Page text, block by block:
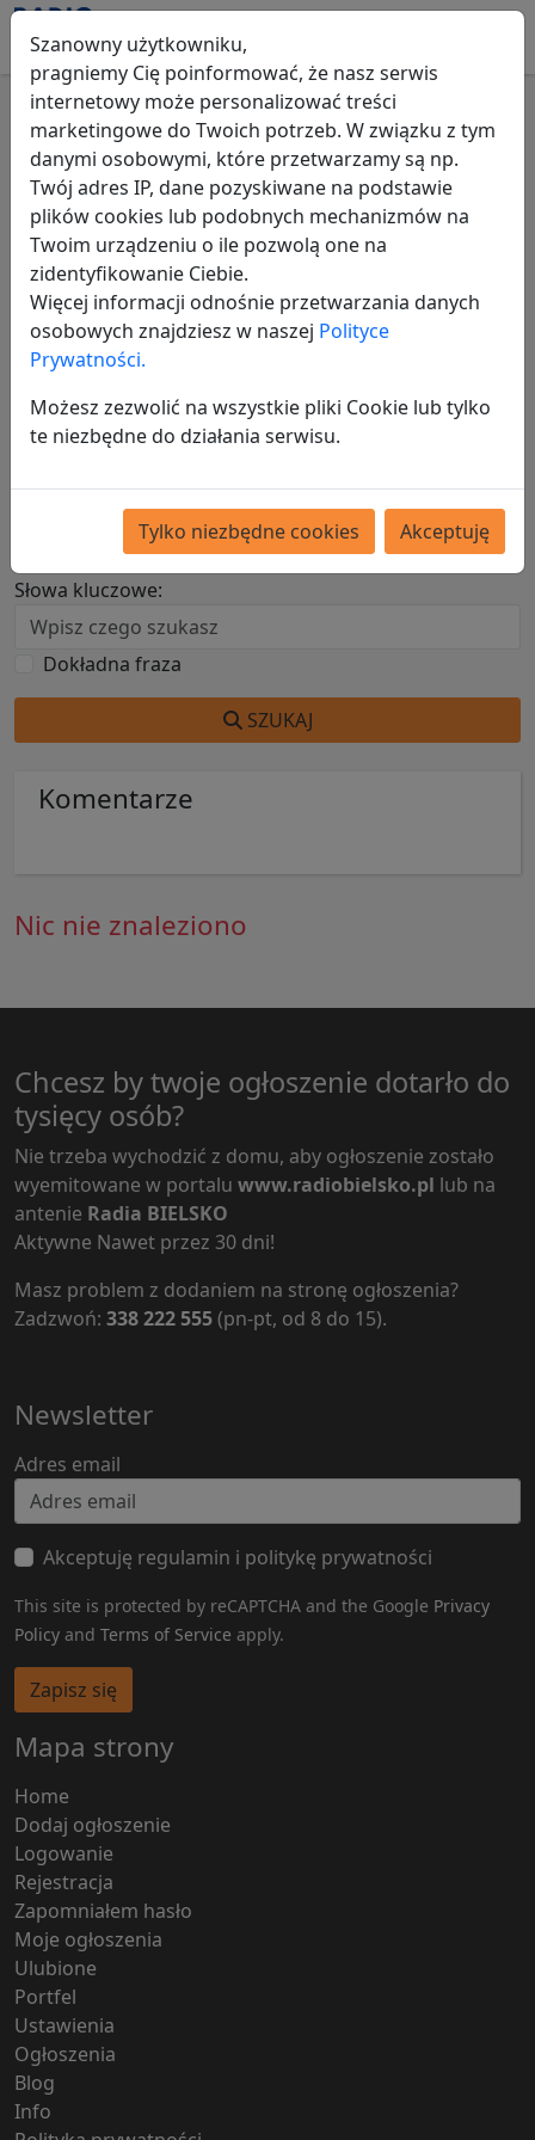
Sebastian12 - Profil
użytkownika
Login:Sebastian12
Data rejestracji:
2026-04-08
Ostatnie logowanie:
2026-04-20
Ilość logowań:18
Ogłoszenia:0
Słowa kluczowe:
Dokładna fraza
SZUKAJ
Komentarze
Nic nie znaleziono
Chcesz by twoje ogłoszenie dotarło do
tysięcy osób?
Nie trzeba wychodzić z domu, aby ogłoszenie zostało
wyemitowane w portalu www.radiobielsko.pl lub na
antenie Radia BIELSKO
Aktywne Nawet przez 30 dni!
Masz problem z dodaniem na stronę ogłoszenia?
Zadzwoń: 338 222 555(pn-pt, od 8 do 15).
Newsletter
Adres email
Akceptuję regulamin i politykę prywatności
This site is protected by reCAPTCHA and the Google Privacy
Policy and Terms of Service apply.
Zapisz się
Mapa strony
Home
Dodaj ogłoszenie
Logowanie
Rejestracja
Zapomniałem hasło
Moje ogłoszenia
Ulubione
Portfel
Ustawienia
Ogłoszenia
Blog
Info
Szanowny użytkowniku,
pragniemy Cię poinformować, że nasz serwis
internetowy może personalizować treści
marketingowe do Twoich potrzeb. W związku z tym
danymi osobowymi, które przetwarzamy są np.
Twój adres IP, dane pozyskiwane na podstawie
plików cookies lub podobnych mechanizmów na
Twoim urządzeniu o ile pozwolą one na
zidentyfikowanie Ciebie.
Więcej informacji odnośnie przetwarzania danych
osobowych znajdziesz w naszej Polityce
Prywatności.
Możesz zezwolić na wszystkie pliki Cookie lub tylko
te niezbędne do działania serwisu.
Tylko niezbędne cookies Akceptuję